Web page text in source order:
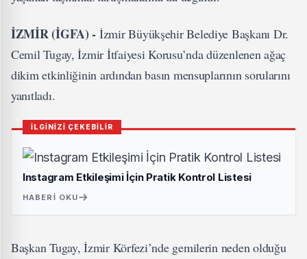
İZMİR (İGFA) - İzmir Büyükşehir Belediye Başkanı Dr.
Cemil Tugay, İzmir İtfaiyesi Korusu’nda düzenlenen ağaç
dikim etkinliğinin ardından basın mensuplarının sorularını
yanıtladı.
İLGİNİZİ ÇEKEBİLİR
Instagram Etkileşimi İçin Pratik Kontrol Listesi
HABERI OKU
Başkan Tugay, İzmir Körfezi’nde gemilerin neden olduğu